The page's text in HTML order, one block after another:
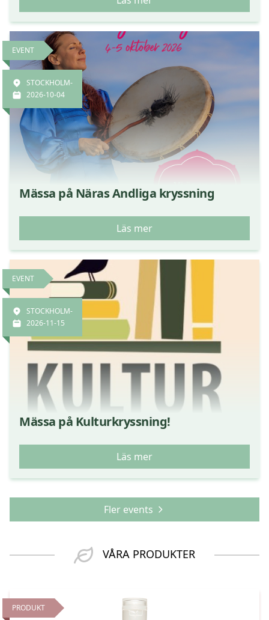
EVENT
STOCKHOLM-
2026-10-04
Mässa på Näras Andliga kryssning
Läs mer
EVENT
STOCKHOLM-
2026-11-15
Mässa på Kulturkryssning!
Läs mer
Fler events
VÅRA PRODUKTER
PRODUKT